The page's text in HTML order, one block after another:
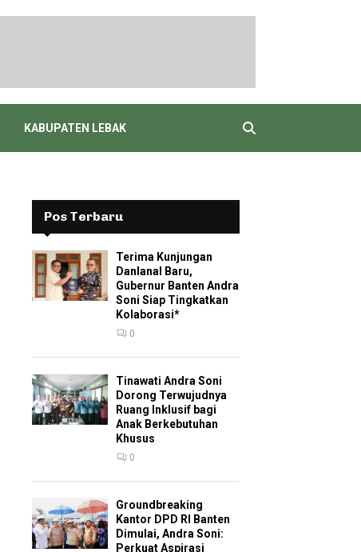
KABUPATEN LEBAK
Pos Terbaru
Terima Kunjungan
Danlanal Baru,
Gubernur Banten Andra
Soni Siap Tingkatkan
Kolaborasi*
0
Tinawati Andra Soni
Dorong Terwujudnya
Ruang Inklusif bagi
Anak Berkebutuhan
Khusus
0
Groundbreaking
Kantor DPD RI Banten
Dimulai, Andra Soni:
Perkuat Aspirasi